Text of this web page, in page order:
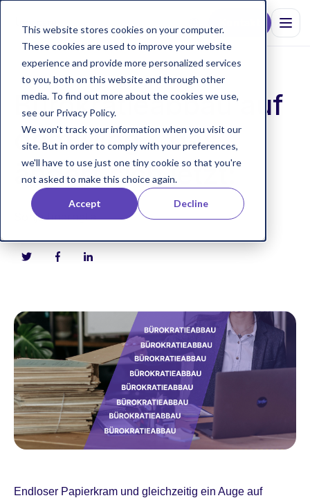
This website stores cookies on your computer.
These cookies are used to improve your website
experience and provide more personalized services
to you, both on this website and through other
media. To find out more about the cookies we use,
see our Privacy Policy.
We won't track your information when you visit our
site. But in order to comply with your preferences,
we'll have to use just one tiny cookie so that you're
not asked to make this choice again.
Accept Decline
Bürokratieabbau auf
dem Weg – das
ändert sich jetzt:
Sonja Imbroglia
Endloser Papierkram und gleichzeitig ein Auge auf